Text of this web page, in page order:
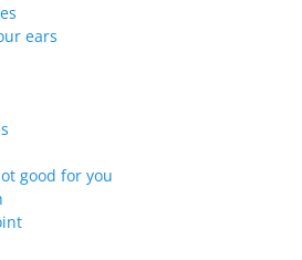
ears
good for you